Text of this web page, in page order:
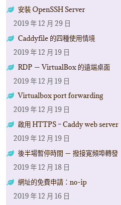
安裝 OpenSSH Server
2019 年 12 月 29 日
Caddyfile 的四種使用情境
2019 年 12 月 19 日
RDP － VirtualBox 的遠端桌面
2019 年 12 月 19 日
Virtualbox port forwarding
2019 年 12 月 19 日
啟用 HTTPS – Caddy web server
2019 年 12 月 19 日
後半場暫停時間 － 撥接寛頻埠轉發
2019 年 12 月 18 日
網址的免費申請：no-ip
2019 年 12 月 16 日